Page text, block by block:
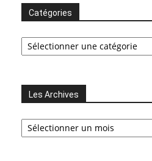
Catégories
Catégories
Les Archives
Les
Archives